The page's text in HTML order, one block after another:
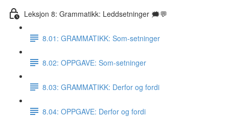
Leksjon 8: Grammatikk: Leddsetninger 🗯💬
8.01: GRAMMATIKK: Som-setninger
8.02: OPPGAVE: Som-setninger
8.03: GRAMMATIKK: Derfor og fordi
8.04: OPPGAVE: Derfor og fordi